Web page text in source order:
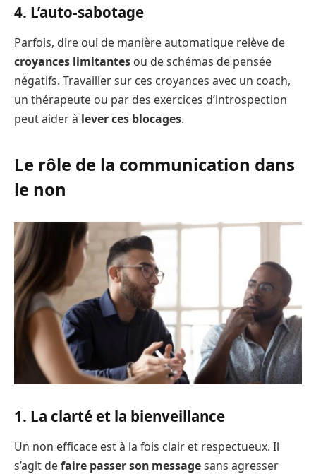
4. L’auto-sabotage
Parfois, dire oui de manière automatique relève de
croyances limitantes ou de schémas de pensée
négatifs. Travailler sur ces croyances avec un coach,
un thérapeute ou par des exercices d’introspection
peut aider à lever ces blocages.
Le rôle de la communication dans
le non
1. La clarté et la bienveillance
Un non efficace est à la fois clair et respectueux. Il
s’agit defaire passer son messagesans agresser